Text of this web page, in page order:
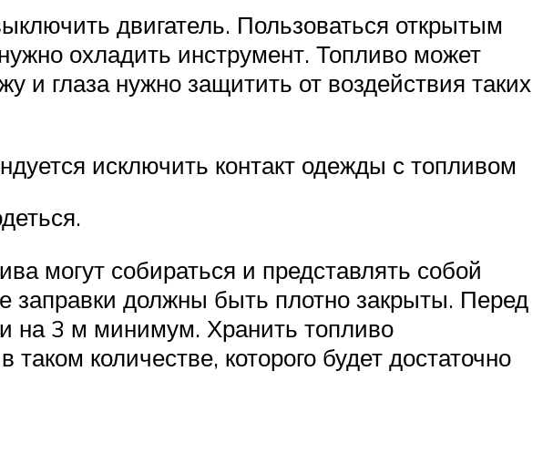
двигатель. Пользоваться открытым
охладить инструмент. Топливо может
и глаза нужно защитить от воздействия таких
исключить контакт одежды с топливом
могут собираться и представлять собой
заправки должны быть плотно закрыты. Перед
на 3 м минимум. Хранить топливо
количестве, которого будет достаточно